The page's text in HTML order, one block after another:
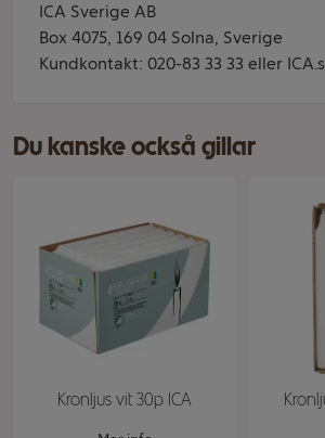
ICA Sverige AB
Box 4075, 169 04 Solna, Sverige
Kundkontakt: 020-83 33 33 eller
Du kanske också gillar
Kronljus vit 30p ICA